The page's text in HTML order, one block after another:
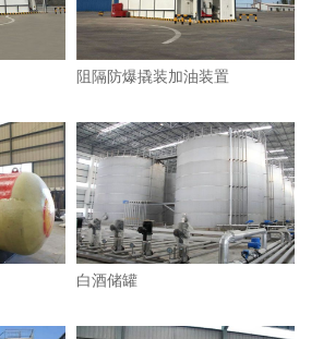
阻隔防爆撬装加油装置
白酒储罐